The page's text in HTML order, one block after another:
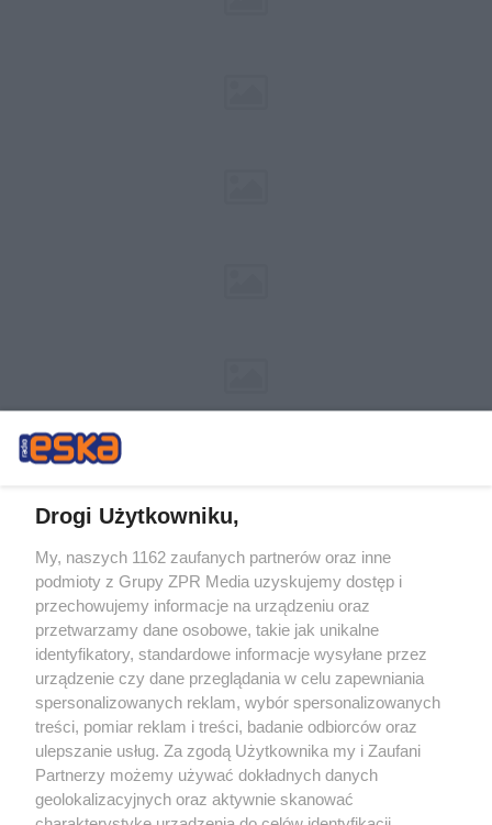
Żaden utwór zamieszczony w serwisie nie może być powielany i
rozpowszechniany lub dalej rozpowszechniany w jakikolwiek sposób (w
tym także elektroniczny lub mechaniczny) na jakimkolwiek polu
eksploatacji w jakiejkolwiek formie, włącznie z umieszczaniem w Internecie
bez pisemnej zgody właściciela praw. Jakiekolwiek użycie lub
wykorzystanie utworów w całości lub w części z naruszeniem prawa, tzn.
bez właściwej zgody, jest zabronione pod groźbą kary i może być ścigane
prawnie.
Drogi Użytkowniku,
My, naszych 1162 zaufanych partnerów oraz inne
podmioty z Grupy ZPR Media uzyskujemy dostęp i
przechowujemy informacje na urządzeniu oraz
przetwarzamy dane osobowe, takie jak unikalne
identyfikatory, standardowe informacje wysyłane przez
urządzenie czy dane przeglądania w celu zapewniania
spersonalizowanych reklam, wybór spersonalizowanych
treści, pomiar reklam i treści, badanie odbiorców oraz
ulepszanie usług. Za zgodą Użytkownika my i Zaufani
Partnerzy możemy używać dokładnych danych
geolokalizacyjnych oraz aktywnie skanować